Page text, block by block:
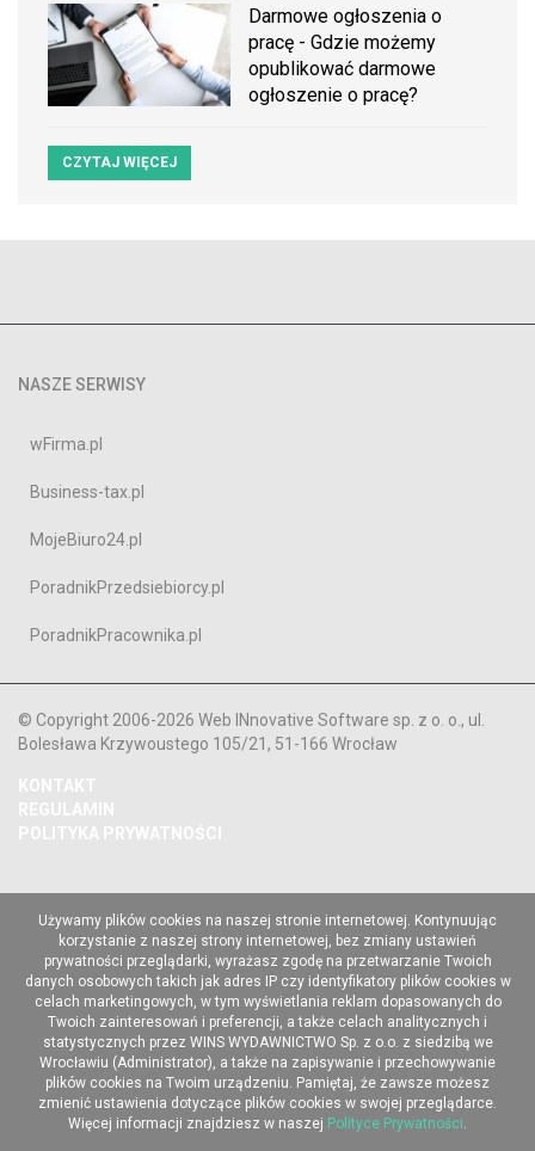
Darmowe ogłoszenia o
pracę - Gdzie możemy
opublikować darmowe
ogłoszenie o pracę?
CZYTAJ WIĘCEJ
NASZE SERWISY
wFirma.pl
Business-tax.pl
MojeBiuro24.pl
PoradnikPrzedsiebiorcy.pl
PoradnikPracownika.pl
© Copyright 2006-2026 Web INnovative Software sp. z o. o., ul.
Bolesława Krzywoustego 105/21, 51-166 Wrocław
KONTAKT
REGULAMIN
POLITYKA PRYWATNOŚCI
Używamy plików cookies na naszej stronie internetowej. Kontynuując
korzystanie z naszej strony internetowej, bez zmiany ustawień
prywatności przeglądarki, wyrażasz zgodę na przetwarzanie Twoich
danych osobowych takich jak adres IP czy identyfikatory plików cookies w
celach marketingowych, w tym wyświetlania reklam dopasowanych do
Twoich zainteresowań i preferencji, a także celach analitycznych i
statystycznych przez WINS WYDAWNICTWO Sp. z o.o. z siedzibą we
Wrocławiu (Administrator), a także na zapisywanie i przechowywanie
plików cookies na Twoim urządzeniu. Pamiętaj, że zawsze możesz
zmienić ustawienia dotyczące plików cookies w swojej przeglądarce.
Więcej informacji znajdziesz w naszej Polityce Prywatności.